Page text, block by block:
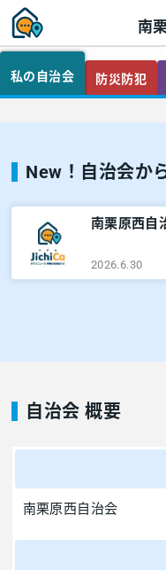
南
私の自治会 防災防犯
New！自治会か
南栗原西自
2026.6.30
自治会 概要
南栗原西自治会